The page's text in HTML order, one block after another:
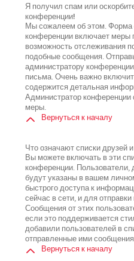
Я получил спам или
конференции!
Мы сожалеем об этом. Форма
конференции включает меры
возможность отслеживания
подобные сообщения.
администратору
письма. Очень важно
содержится детальная
Администратор конференции
меры.
Вернуться к началу
Что означают списки друзей
Вы можете включать в эти
конференции. Пользователи,
будут указаны в вашем
быстрого доступа к
сейчас в сети, и для
Сообщения от этих
если это поддерживается
добавили пользователей в
отправленные ими
Вернуться к началу